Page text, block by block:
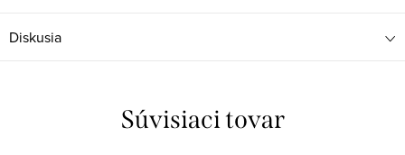
Diskusia
Súvisiaci tovar